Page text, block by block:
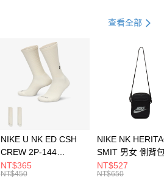
21家銀行
第一商業銀行
彰化商業銀行
查看全部
NIKE U NK ED CSH
CREW 2P-144
EMBRDY 男女 短統襪
FZ3073133
NT$365
NT$450
NIKE NK
SMIT 男女 側背
BA5871010
NT$527
NT$650